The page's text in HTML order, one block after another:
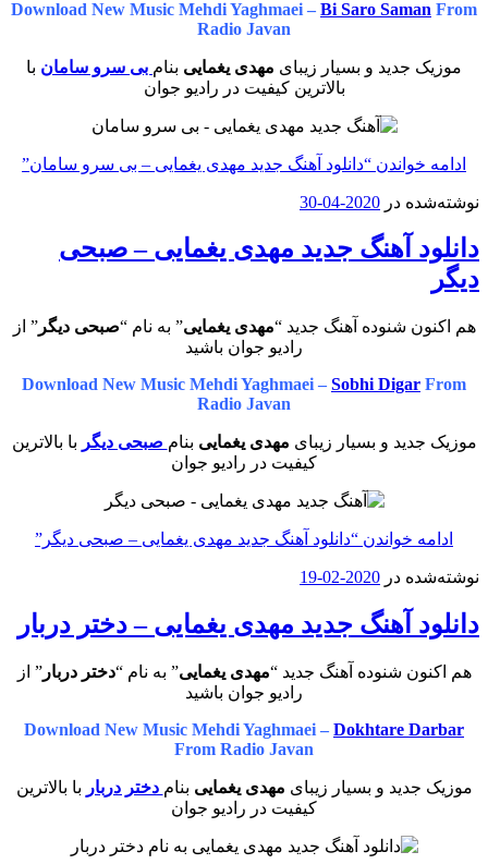
Download New Music Mehdi Yaghmaei – Bi Saro Saman From
Radio Javan
موزیک جدید و بسیار زیبای مهدی یغمایی بنام بی سرو سامان با
بالاترین کیفیت در رادیو جوان
ادامه خواندن “دانلود آهنگ جدید مهدی یغمایی – بی سرو سامان”
نوشته‌شده در 2020-04-30
دانلود آهنگ جدید مهدی یغمایی – صبحی
دیگر
هم اکنون شنوده آهنگ جدید “مهدی یغمایی” به نام “صبحی دیگر” از
رادیو جوان باشید
Download New Music Mehdi Yaghmaei – Sobhi Digar From
Radio Javan
موزیک جدید و بسیار زیبای مهدی یغمایی بنام صبحی دیگر با بالاترین
کیفیت در رادیو جوان
ادامه خواندن “دانلود آهنگ جدید مهدی یغمایی – صبحی دیگر”
نوشته‌شده در 2020-02-19
دانلود آهنگ جدید مهدی یغمایی – دختر دربار
هم اکنون شنوده آهنگ جدید “مهدی یغمایی” به نام “دختر دربار” از
رادیو جوان باشید
Download New Music Mehdi Yaghmaei – Dokhtare Darbar
From Radio Javan
موزیک جدید و بسیار زیبای مهدی یغمایی بنام دختر دربار با بالاترین
کیفیت در رادیو جوان